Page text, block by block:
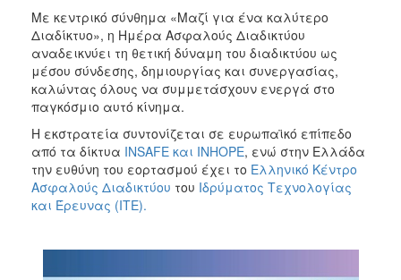
Με κεντρικό σύνθημα «Μαζί για ένα καλύτερο
Διαδίκτυο», η Ημέρα Ασφαλούς Διαδικτύου
αναδεικνύει τη θετική δύναμη του διαδικτύου ως
μέσου σύνδεσης, δημιουργίας και συνεργασίας,
καλώντας όλους να συμμετάσχουν ενεργά στο
παγκόσμιο αυτό κίνημα.
Η εκστρατεία συντονίζεται σε ευρωπαϊκό επίπεδο
από τα δίκτυα INSAFE και INHOPE, ενώ στην Ελλάδα
την ευθύνη του εορτασμού έχει το Ελληνικό Κέντρο
Ασφαλούς Διαδικτύου του Ιδρύματος Τεχνολογίας
και Έρευνας (ΙΤΕ).